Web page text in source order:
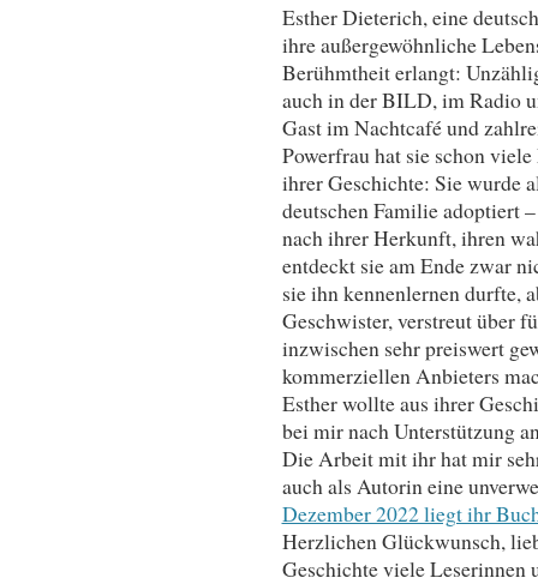
Esther Dieterich, eine
ihre außergewöhnliche
Berühmtheit erlangt:
auch in der BILD, im Radio
Gast im Nachtcafé und
Powerfrau hat sie schon
ihrer Geschichte: Sie wurde
deutschen Familie adoptiert
nach ihrer Herkunft, ihren
entdeckt sie am Ende zwar
sie ihn kennenlernen durfte,
Geschwister, verstreut über
inzwischen sehr preiswert
kommerziellen Anbieters
Esther wollte aus ihrer
bei mir nach Unterstützung
Die Arbeit mit ihr hat mir
auch als Autorin eine
Dezember 2022 liegt ihr
Herzlichen Glückwunsch,
Geschichte viele Leserinnen